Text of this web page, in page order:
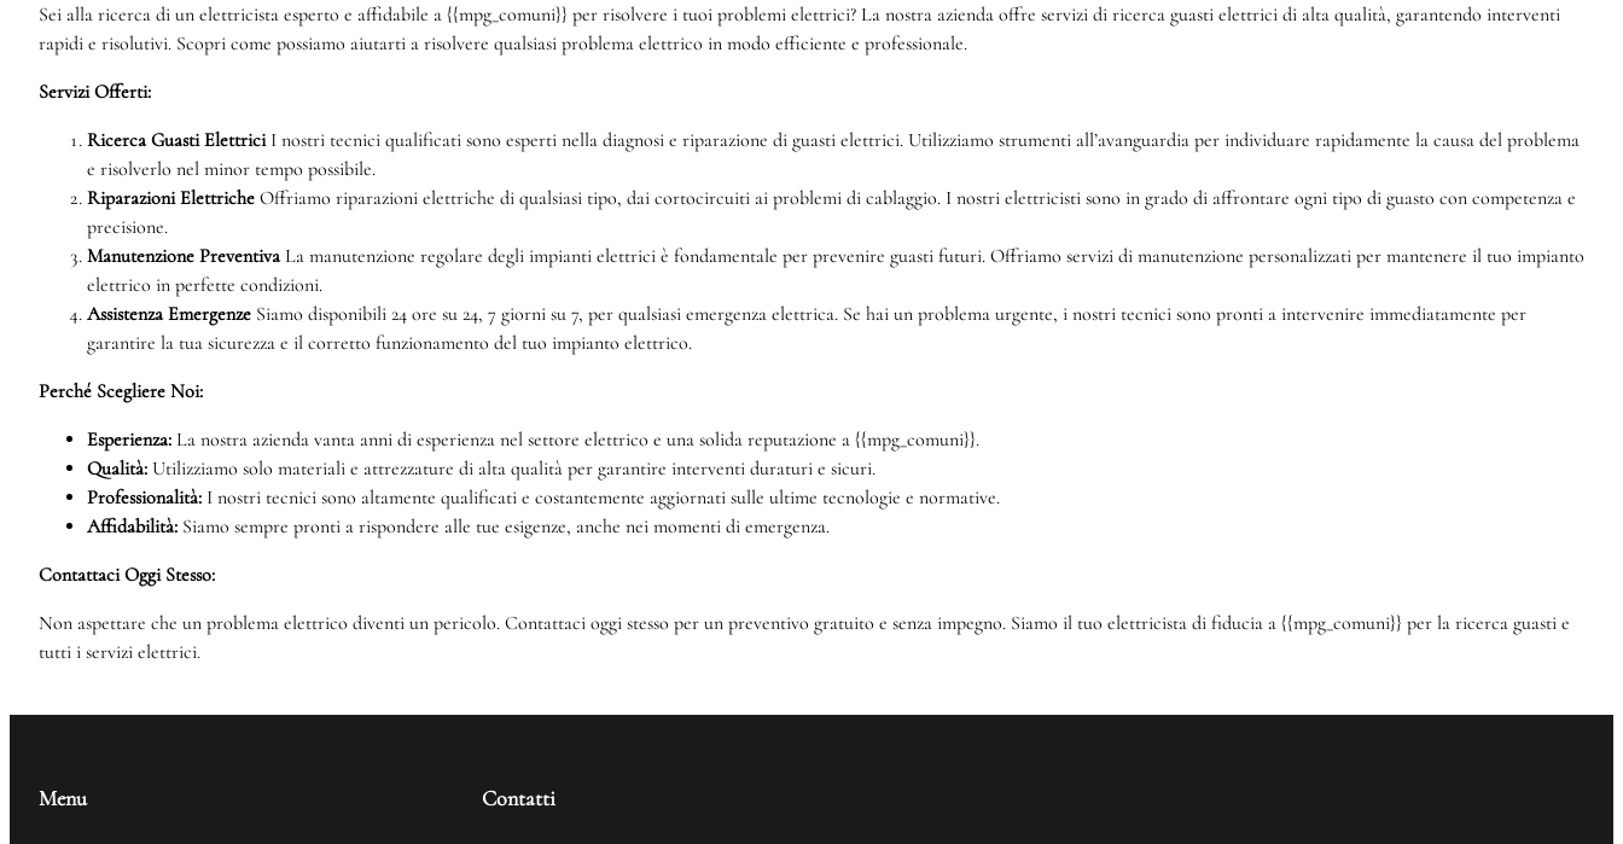
Sei alla ricerca di un elettricista esperto e affidabile a {{mpg_comuni}} per risolvere i tuoi problemi elettrici? La nostra azienda offre servizi di ricerca guasti elettrici di alta qualità, garantendo interventi
rapidi e risolutivi. Scopri come possiamo aiutarti a risolvere qualsiasi problema elettrico in modo efficiente e professionale.
Servizi Offerti:
Ricerca Guasti ElettriciI nostri tecnici qualificati sono esperti nella diagnosi e riparazione di guasti elettrici. Utilizziamo strumenti all’avanguardia per individuare rapidamente la causa del problema
e risolverlo nel minor tempo possibile.
Riparazioni Elettriche Offriamo riparazioni elettriche di qualsiasi tipo, dai cortocircuiti ai problemi di cablaggio. I nostri elettricisti sono in grado di affrontare ogni tipo di guasto con competenza e
precisione.
Manutenzione PreventivaLa manutenzione regolare degli impianti elettrici è fondamentale per prevenire guasti futuri. Offriamo servizi di manutenzione personalizzati per mantenere il tuo impianto
elettrico in perfette condizioni.
Assistenza Emergenze Siamo disponibili 24 ore su 24, 7 giorni su 7, per qualsiasi emergenza elettrica. Se hai un problema urgente, i nostri tecnici sono pronti a intervenire immediatamente per
garantire la tua sicurezza e il corretto funzionamento del tuo impianto elettrico.
Perché Scegliere Noi:
Esperienza: La nostra azienda vanta anni di esperienza nel settore elettrico e una solida reputazione a {{mpg_comuni}}.
Qualità: Utilizziamo solo materiali e attrezzature di alta qualità per garantire interventi duraturi e sicuri.
Professionalità: I nostri tecnici sono altamente qualificati e costantemente aggiornati sulle ultime tecnologie e normative.
Affidabilità: Siamo sempre pronti a rispondere alle tue esigenze, anche nei momenti di emergenza.
Contattaci Oggi Stesso:
Non aspettare che un problema elettrico diventi un pericolo. Contattaci oggi stesso per un preventivo gratuito e senza impegno. Siamo il tuo elettricista di fiducia a {{mpg_comuni}} per la ricerca guasti e
tutti i servizi elettrici.
Menu Contatti